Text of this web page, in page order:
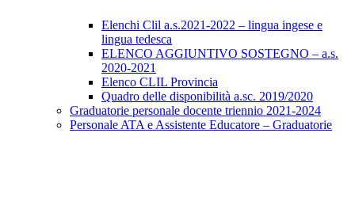
Elenchi Clil a.s.2021-2022 – lingua ingese e
lingua tedesca
ELENCO AGGIUNTIVO SOSTEGNO – a.s.
2020-2021
Elenco CLIL Provincia
Quadro delle disponibilità a.sc. 2019/2020
Graduatorie personale docente triennio 2021-2024
Personale ATA e Assistente Educatore – Graduatorie